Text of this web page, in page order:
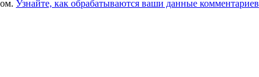
Узнайте, как обрабатываются ваши данные комментариев